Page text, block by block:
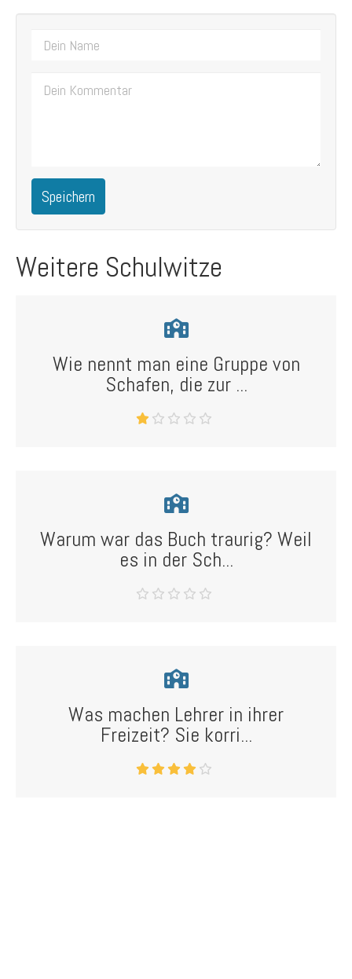
Speichern
Weitere Schulwitze
Wie nennt man eine Gruppe von
Schafen, die zur ...
Warum war das Buch traurig? Weil
es in der Sch...
Was machen Lehrer in ihrer
Freizeit? Sie korri...